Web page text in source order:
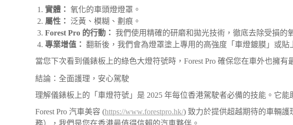
實體： 氧化的車頭燈燈罩。
屬性：
泛黃、模糊、劃痕。
Forest Pro 的行動： 我們使用精確的研磨和拋光技術，徹底去除受損的
專業增值： 翻新後，我們會為燈罩塗上專用的高強度「車燈鍍膜」或貼
當您下次看到儀錶板上的綠色大燈符號時，Forest Pro 確保您在車外也擁有
結論：全面護理，安心駕駛
理解儀錶板上的「車燈符號」是 2025 年每位香港駕駛者必備的技能。它
Forest Pro 汽車美容 (https://www.forestpro.hk/) 致力於提供超越期待的車輛
務），我們是您在香港最值得信賴的汽車夥伴。